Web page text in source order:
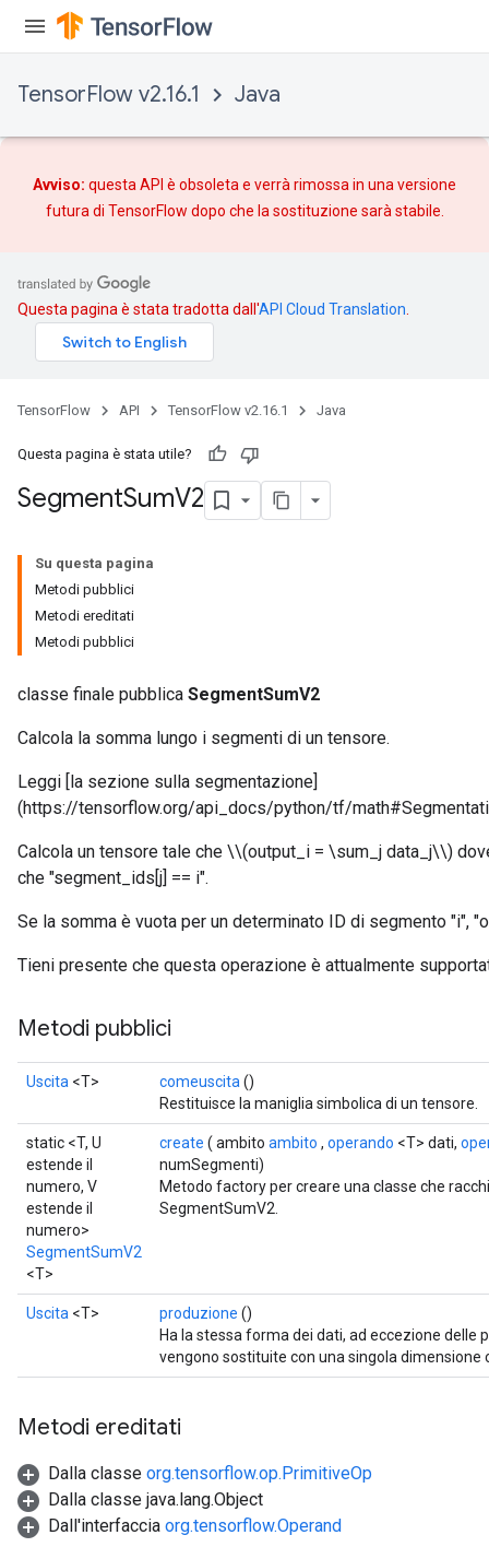
TensorFlow v2.16.1 Java
Avviso: questa API è obsoleta e verrà rimossa in una versione
futura di TensorFlow dopo che la sostituzione sarà stabile.
Questa pagina è stata tradotta dall'API Cloud Translation
TensorFlow API TensorFlow v2.16.1 Java
Questa pagina è stata utile?
SegmentSumV2
Su questa pagina
Metodi pubblici
Metodi ereditati
Metodi pubblici
classe finale pubblica SegmentSumV2
Calcola la somma lungo i segmenti di un tensore.
Leggi [la sezione sulla segmentazione]
(https://tensorflow.org/api_docs/python/tf/
Calcola un tensore tale che \\(output_i = \sum_j data_j\\)
che "segment_ids[j] == i".
Se la somma è vuota per un determinato ID di segmento "i",
Tieni presente che questa operazione è attualmente
Metodi pubblici
Uscita <T> comeuscita ()
Restituisce la maniglia simbolica di un tensore.
static <T, U
estende il
numero, V
estende il
numero>
SegmentSumV2
<T>
create ( ambito ambito , operando <T> dati,
numSegmenti)
Metodo factory per creare una classe che
SegmentSumV2.
Uscita <T> produzione ()
Ha la stessa forma dei dati, ad eccezione delle
vengono sostituite con una singola
Metodi ereditati
Dalla classe org.tensorflow.op.PrimitiveOp
Dalla classe java.lang.Object
Dall'interfaccia org.tensorflow.Operand